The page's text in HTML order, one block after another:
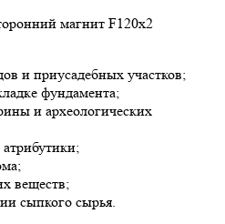
магнит F120х2
и приусадебных участков;
фундамента;
и археологических
веществ;
сыпкого сырья.